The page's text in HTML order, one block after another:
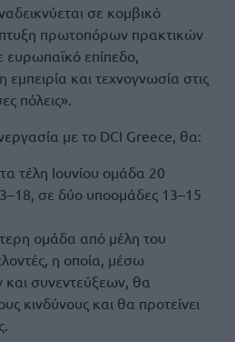
σε κομβικό
πρωτοπόρων πρακτικών
ευρωπαϊκό επίπεδο,
και τεχνογνωσία στις
πόλεις».
με το DCI Greece, θα:
τέλη Ιουνίου ομάδα 20
σε δύο υποομάδες 13–15
ομάδα από μέλη του
η οποία, μέσω
συνεντεύξεων, θα
κινδύνους και θα προτείνει